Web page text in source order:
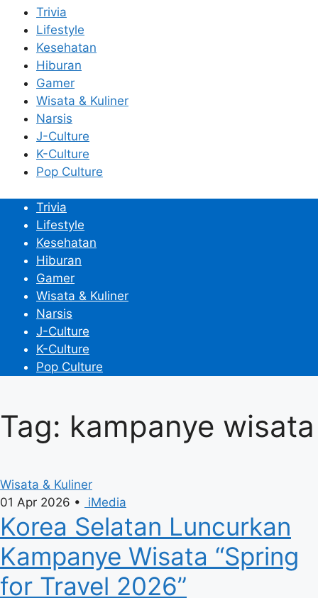
Trivia
Lifestyle
Kesehatan
Hiburan
Gamer
Wisata & Kuliner
Narsis
J-Culture
K-Culture
Pop Culture
Trivia
Lifestyle
Kesehatan
Hiburan
Gamer
Wisata & Kuliner
Narsis
J-Culture
K-Culture
Pop Culture
Tag: kampanye wisata
Wisata & Kuliner
01 Apr 2026 • iMedia
Korea Selatan Luncurkan
Kampanye Wisata “Spring
for Travel 2026”